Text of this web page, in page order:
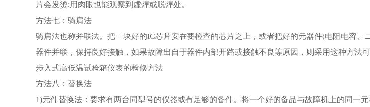
片会发烫;用肉眼也能观察到虚焊或脱焊处。
方法七：骑肩法
骑肩法也称并联法。把一块好的IC芯片安在要检查的芯片之上，或者把好的元器件(电阻电容、
器件并联，保持良好接触，如果故障出自于器件内部开路或接触不良等原因，则采用这种方法可
步入式高低温试验箱仪表的检修方法
方法八：替换法
1)元件替换法：要求有两台同型号的仪器或有足够的备件。将一个好的备品与故障机上的同一